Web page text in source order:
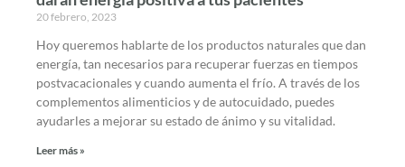
20 febrero, 2023
Hoy queremos hablarte de los productos naturales que dan
energía, tan necesarios para recuperar fuerzas en tiempos
postvacacionales y cuando aumenta el frío. A través de los
complementos alimenticios y de autocuidado, puedes
ayudarles a mejorar su estado de ánimo y su vitalidad.
Leer más »